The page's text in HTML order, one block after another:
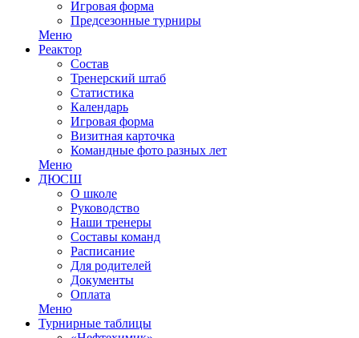
Игровая форма
Предсезонные турниры
Меню
Реактор
Состав
Тренерский штаб
Статистика
Календарь
Игровая форма
Визитная карточка
Командные фото разных лет
Меню
ДЮСШ
О школе
Руководство
Наши тренеры
Составы команд
Расписание
Для родителей
Документы
Оплата
Меню
Турнирные таблицы